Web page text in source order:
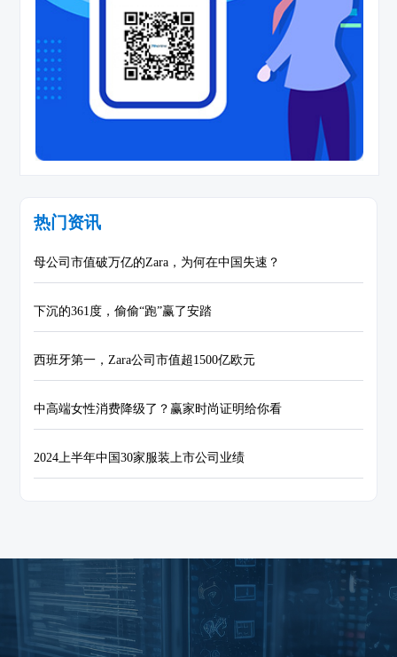
热门资讯
母公司市值破万亿的Zara，为何在中国失速？
下沉的361度，偷偷“跑”赢了安踏
西班牙第一，Zara公司市值超1500亿欧元
中高端女性消费降级了？赢家时尚证明给你看
2024上半年中国30家服装上市公司业绩